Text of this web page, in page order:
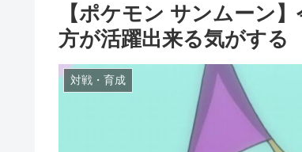
【ポケモン サンムーン
方が活躍出来る気がする
対戦・育成